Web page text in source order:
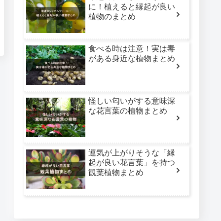
に！植えると縁起が良い
植物のまとめ
食べる時は注意！実は毒
がある身近な植物まとめ
怪しい匂いがする意味深
な花言葉の植物まとめ
運気が上がりそうな「縁
起が良い花言葉」を持つ
観葉植物まとめ